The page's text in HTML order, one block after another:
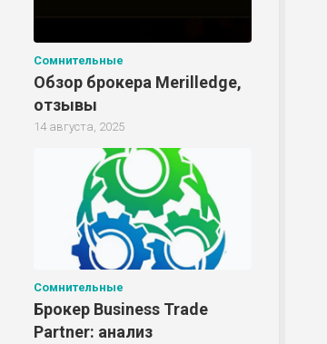
Сомнительные
Обзор брокера Merilledge,
отзывы
14 августа, 2025
Сомнительные
Брокер Business Trade
Partner: анализ